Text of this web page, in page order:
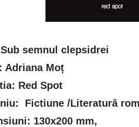
semnul clepsidrei
Adriana Moț
Red Spot
Fictiune /Literatură
130x200 mm,